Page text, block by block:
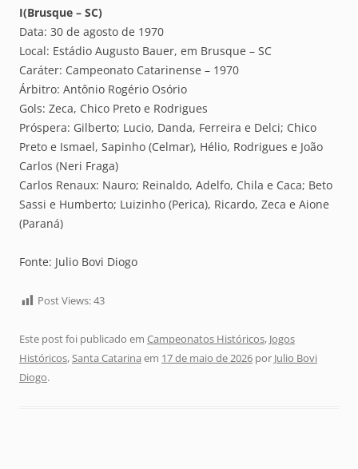
I(Brusque – SC)
Data: 30 de agosto de 1970
Local: Estádio Augusto Bauer, em Brusque – SC
Caráter: Campeonato Catarinense – 1970
Árbitro: Antônio Rogério Osório
Gols: Zeca, Chico Preto e Rodrigues
Próspera: Gilberto; Lucio, Danda, Ferreira e Delci; Chico
Preto e Ismael, Sapinho (Celmar), Hélio, Rodrigues e João
Carlos (Neri Fraga)
Carlos Renaux: Nauro; Reinaldo, Adelfo, Chila e Caca; Beto
Sassi e Humberto; Luizinho (Perica), Ricardo, Zeca e Aione
(Paraná)
Fonte: Julio Bovi Diogo
Post Views:43
Este post foi publicado em Campeonatos Históricos, Jogos
Históricos,Santa Catarina em 17 de maio de 2026 por Julio Bovi
Diogo.